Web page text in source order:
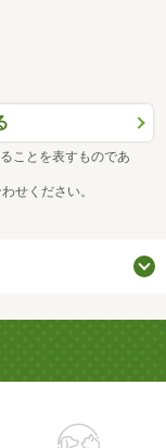
ことを表すものであ
せください。